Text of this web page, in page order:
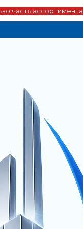
часть ассортимента.